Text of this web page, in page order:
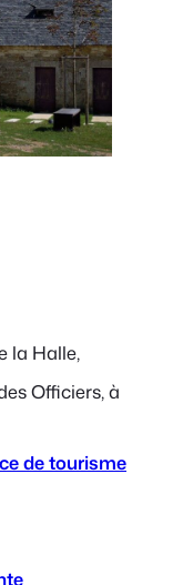
la Halle,
Officiers, à
de tourisme